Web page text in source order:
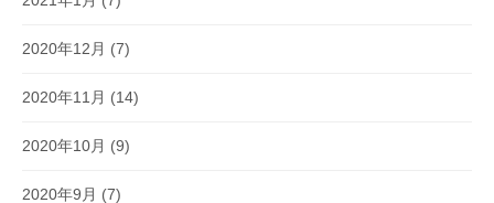
2020年12月 (7)
2020年11月 (14)
2020年10月 (9)
2020年9月 (7)